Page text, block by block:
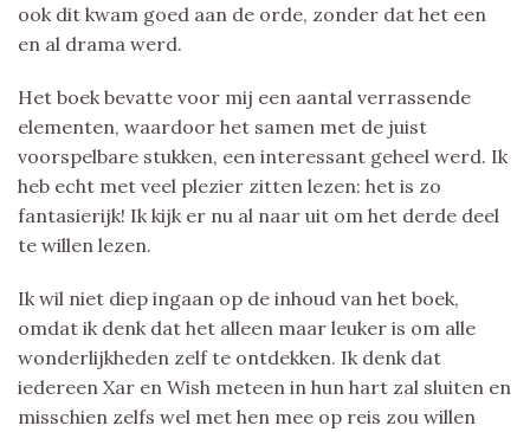
ook dit kwam goed aan de orde, zonder dat het een
en al drama werd.
Het boek bevatte voor mij een aantal verrassende
elementen, waardoor het samen met de juist
voorspelbare stukken, een interessant geheel werd. Ik
heb echt met veel plezier zitten lezen: het is zo
fantasierijk! Ik kijk er nu al naar uit om het derde deel
te willen lezen.
Ik wil niet diep ingaan op de inhoud van het boek,
omdat ik denk dat het alleen maar leuker is om alle
wonderlijkheden zelf te ontdekken. Ik denk dat
iedereen Xar en Wish meteen in hun hart zal sluiten en
misschien zelfs wel met hen mee op reis zou willen